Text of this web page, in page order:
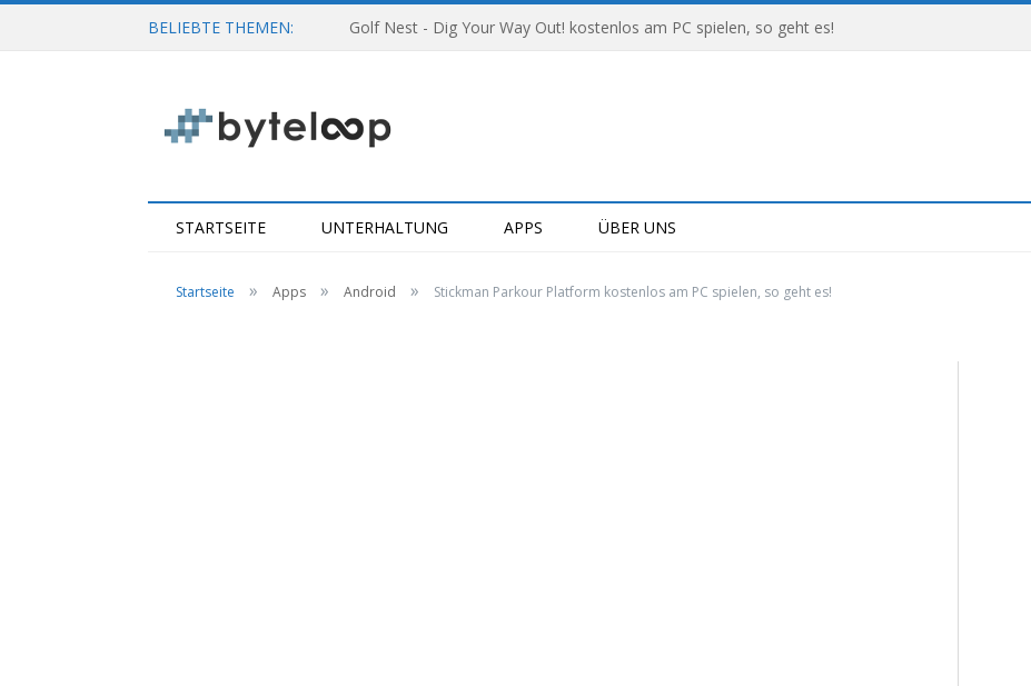
BELIEBTE THEMEN: Golf Nest - Dig Your Way Out! kostenlos am PC spielen, so geht es!
STARTSEITE UNTERHALTUNG APPS ÜBER UNS
Startseite » Apps » Android » Stickman Parkour Platform kostenlos am PC spielen, so geht es!